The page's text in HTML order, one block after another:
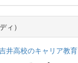
ィ）
井高校のキャリア教育